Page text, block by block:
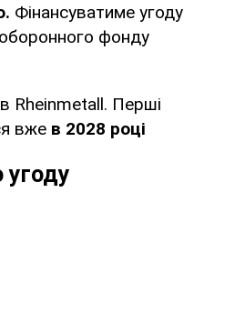
Фінансуватиме угоду
фонду
в Rheinmetall. Перші
вже в 2028 році